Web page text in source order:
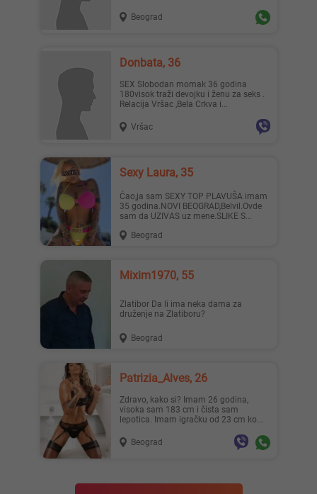
Beograd
Donbata, 36
SEX Slobodan momak 36 godina
180visok traži devojku i ženu za seks .
Relacija Vršac ,Bela Crkva i...
Vršac
Sexy Laura, 35
Ćao,ja sam SEXY TOP PLAVUŠA imam
35 godina.NOVI BEOGRAD,Belvil.Ovde
sam da UZIVAS uz mene.SLIKE S...
Beograd
Mixim1970, 55
Zlatibor Da li ima neka dama za
druženje na Zlatiboru?
Beograd
Patrizia_Alves, 26
Zdravo, kako si? Imam 26 godina,
visoka sam 183 cm i čista sam
lepotica. Imam igračku od 23 cm ko...
Beograd